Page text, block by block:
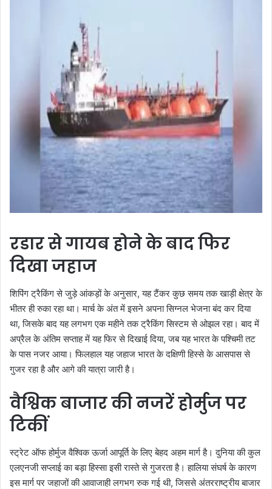
रडार से गायब होने के बाद फिर
दिखा जहाज
शिपिंग ट्रैकिंग से जुड़े आंकड़ों के अनुसार, यह टैंकर कुछ समय तक खाड़ी क्षेत्र के
भीतर ही रुका रहा था। मार्च के अंत में इसने अपना सिग्नल भेजना बंद कर दिया
था, जिसके बाद यह लगभग एक महीने तक ट्रैकिंग सिस्टम से ओझल रहा। बाद में
अप्रैल के अंतिम सप्ताह में यह फिर से दिखाई दिया, जब यह भारत के पश्चिमी तट
के पास नजर आया। फिलहाल यह जहाज भारत के दक्षिणी हिस्से के आसपास से
गुजर रहा है और आगे की यात्रा जारी है।
वैश्विक बाजार की नजरें होर्मुज पर
टिकीं
स्ट्रेट ऑफ होर्मुज वैश्विक ऊर्जा आपूर्ति के लिए बेहद अहम मार्ग है। दुनिया की कुल
एलएनजी सप्लाई का बड़ा हिस्सा इसी रास्ते से गुजरता है। हालिया संघर्ष के कारण
इस मार्ग पर जहाजों की आवाजाही लगभग रुक गई थी, जिससे अंतरराष्ट्रीय बाजार